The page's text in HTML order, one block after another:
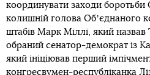
координувати заходи
колишній голова Обʼєднаного
штабів Марк Міллі, який
обраний сенатор-демократ із
який ініціював перший
конгресвумен-республіканка